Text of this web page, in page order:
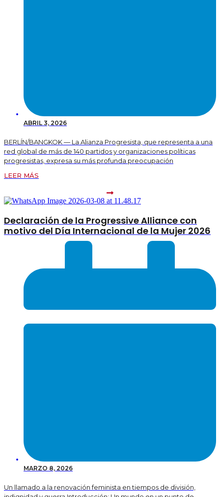
ABRIL 3, 2026
BERLÍN/BANGKOK — La Alianza Progresista, que representa a una
red global de más de 140 partidos y organizaciones políticas
progresistas, expresa su más profunda preocupación
LEER MÁS
Declaración de la Progressive Alliance con
motivo del Día Internacional de la Mujer 2026
MARZO 8, 2026
Un llamado a la renovación feminista en tiempos de división,